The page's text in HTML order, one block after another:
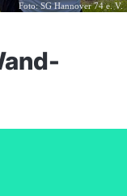
Foto: SG Hannover 74 e. V.